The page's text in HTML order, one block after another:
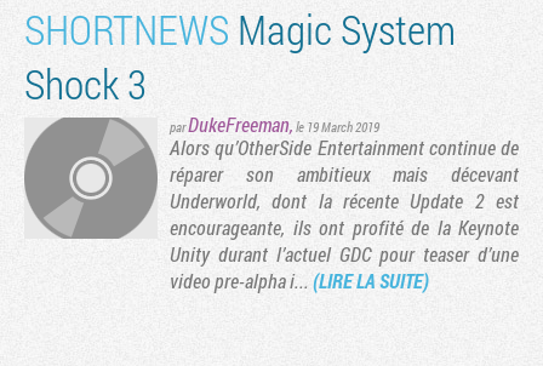
SHORTNEWS Magic System
Shock 3
parDukeFreeman, le 19 March 2019
Alors qu’OtherSide Entertainment continue de
réparer son ambitieux mais décevant
Underworld, dont la récente Update 2 est
encourageante, ils ont profité de la Keynote
Unity durant l’actuel GDC pour teaser d’une
video pre-alpha i... (LIRE LA SUITE)